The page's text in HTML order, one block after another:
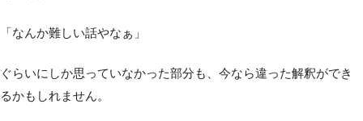
「なんか難しい話やなぁ」
ぐらいにしか思っていなかった部分も、今なら違った解釈ができ
るかもしれません。